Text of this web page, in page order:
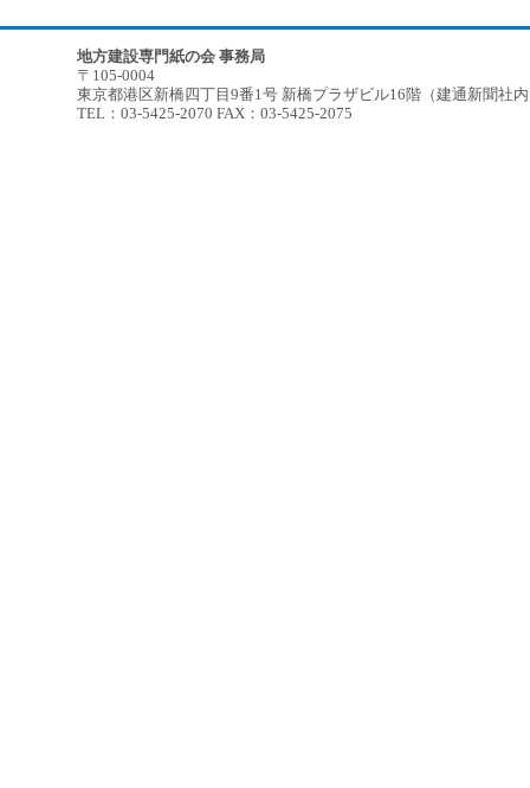
地方建設専門紙の会 事務局
〒105-0004
東京都港区新橋四丁目9番1号 新橋プラザビル16階（建通新聞社
TEL：03-5425-2070 FAX：03-5425-2075